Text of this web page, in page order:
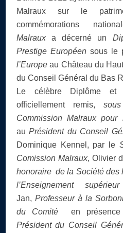
Malraux sur le
commémorations
Malrauxa décerné un
Prestige Européensous le
l’Europeau Château du
du Conseil Général du Bas
Le célèbre Diplôme
officiellement remis,
Commission Malraux pour
auPrésident du Conseil
Dominique Kennel, par le
Comission Malraux, Olivier
honoraire de la Société des
l’Enseignement
Jan, Professeur à la
du Comité en présence
Président du Conseil